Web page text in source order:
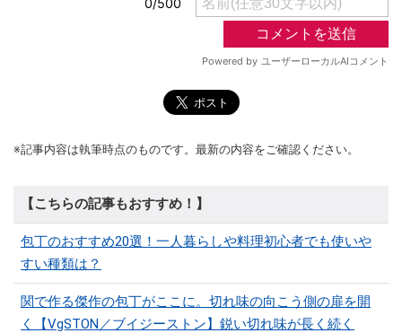
※記事内容は執筆時点のものです。最新の内容をご確認ください。
【こちらの記事もおすすめ！】
包丁のおすすめ20選！一人暮らしや料理初心者でも使いや
すい種類は？
関で作る傑作の包丁がここに。切れ味の向こう側の扉を開
く【VgSTON／ブイジーストン】鋭い切れ味が長く続く